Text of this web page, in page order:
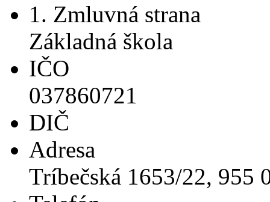
1. Zmluvná strana
Základná škola
IČO
037860721
DIČ
Adresa
Tríbečská 1653/22, 955